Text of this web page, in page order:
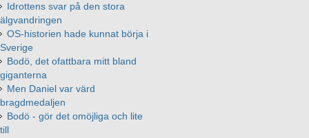
Idrottens svar på den stora
älgvandringen
OS-historien hade kunnat börja i
Sverige
Bodö, det ofattbara mitt bland
giganterna
Men Daniel var värd
bragdmedaljen
Bodö - gör det omöjliga och lite
till